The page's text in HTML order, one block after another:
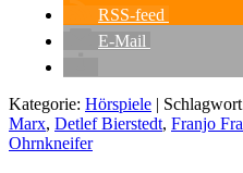
RSS-feed
E-Mail
Kategorie: Hörspiele |
Marx, Detlef Bierstedt, Franjo
Ohrnkneifer